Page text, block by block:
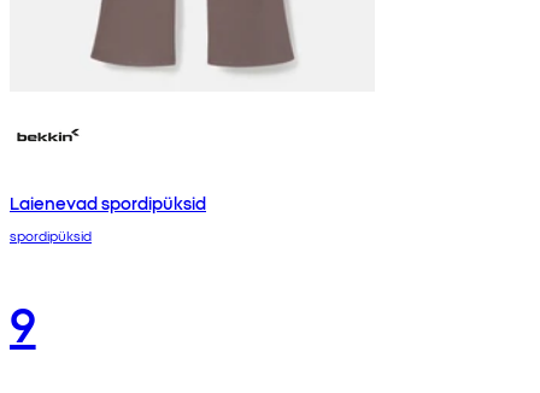
Laienevad spordipüksid
spordipüksid
9